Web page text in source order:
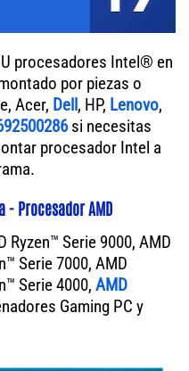
procesadores Intel® en
por piezas o
Acer, Dell, HP, Lenovo,
si necesitas
procesador Intel a
Procesador AMD
Serie 9000, AMD
Serie 7000, AMD
Serie 4000, AMD
Gaming PC y